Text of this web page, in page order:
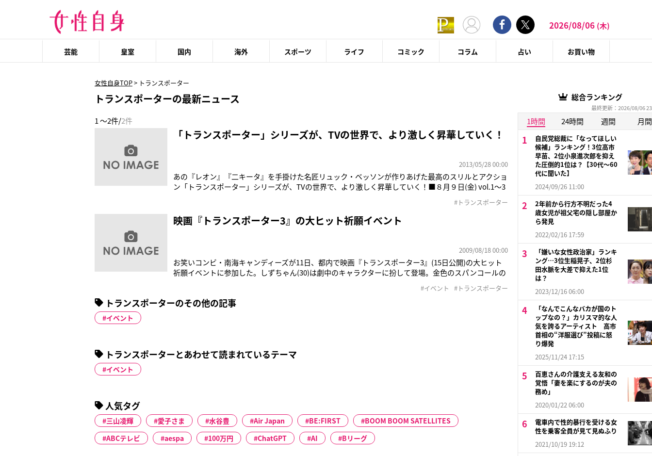
2026/08/06 (木)
芸能 皇室 国内 海外 スポーツ ライフ コミック コラム 占い お買い物
女性自身TOP> トランスポーター
トランスポーターの最新ニュース
1 ～2件/2件
「トランスポーター」シリーズが、TVの世界で、より激しく昇華していく！
2013/05/28 00:00
あの『レオン』『二キータ』を手掛けた名匠リュック・ベッソンが作りあげた最高のスリルとアクショ
ン「トランスポーター」シリーズが、TVの世界で、より激しく昇華していく！■８月９日(金) vol.1～3
放送決定！放送日程：【日本語吹替版】毎週日曜20:00～【日本語字幕版】毎週水曜23:00～
http://www
#トランスポーター
映画『トランスポーター3』の大ヒット祈願イベント
2009/08/18 00:00
お笑いコンビ・南海キャンディーズが11日、都内で映画『トランスポーター3』(15日公開)の大ヒット
祈願イベントに参加した。しずちゃん(30)は劇中のキャラクターに扮して登場。金色のスパンコールの
IKKOさんですか？」と突っ込み、的を射た指摘に報道陣も爆笑だった。また写真家・篠山紀信氏(68)
の次男で俳優の輝
#イベント #トランスポーター
トランスポーターのその他の記事
イベント
トランスポーターとあわせて読まれているテーマ
イベント
人気タグ
三山凌輝 愛子さま 水谷豊 Air Japan BE:FIRST
BOOM BOOM SATELLITES
ABCテレビ
aespa 100万円 ChatGPT AI Bリーグ
総合ランキング
最終更新：2026/08/06
1時間 24時間 週間 月間
自民党総裁に「なってほしい
候補」ランキング！3位高市
早苗、2位小泉進次郎を抑え
た圧倒的1位は？【30代〜60
代に聞いた】
2024/09/26 11:00
2年前から行方不明だった4
歳女児が祖父宅の隠し部屋か
ら発見
2022/02/16 17:59
「嫌いな女性政治家」ランキ
ング…3位生稲晃子、2位杉
田水脈を大差で抑えた1位
は？
2023/12/16 06:00
「なんでこんなバカが国のト
ップなの？」カリスマ的な人
気を誇るアーティスト 高市
首相の“洋服選び”投稿に怒
り爆発
2025/11/24 17:15
百恵さんの介護支える友和の
覚悟「妻を楽にするのが夫の
務め」
2020/01/22 06:00
電車内で性的暴行を受ける女
性を乗客全員が見て見ぬふり
2021/10/19 19:12